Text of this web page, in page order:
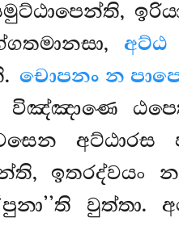
අට්ඨ
චොපනං න
විඤ්ඤාණෙ
අට්ඨාරස
වුත්තා.